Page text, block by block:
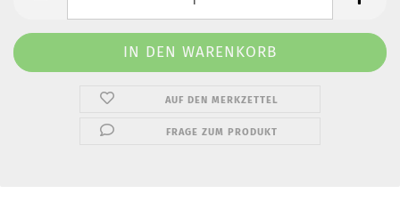
AUF DEN MERKZETTEL
FRAGE ZUM PRODUKT